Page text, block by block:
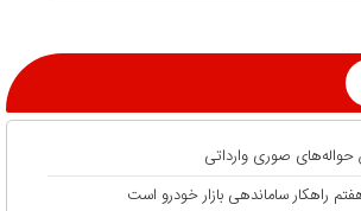
حواله‌های صوری وارداتی
راهکار ساماندهی بازار خودرو است